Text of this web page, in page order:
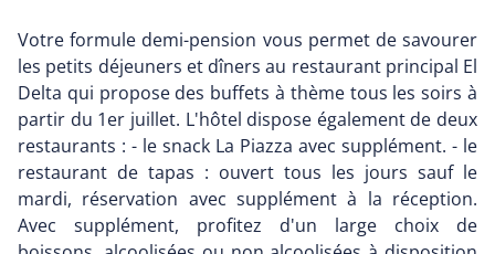
Votre formule demi-pension vous permet de savourer
les petits déjeuners et dîners au restaurant principal El
Delta qui propose des buffets à thème tous les soirs à
partir du 1er juillet. L'hôtel dispose également de deux
restaurants : - le snack La Piazza avec supplément. - le
restaurant de tapas : ouvert tous les jours sauf le
mardi, réservation avec supplément à la réception.
Avec supplément, profitez d'un large choix de